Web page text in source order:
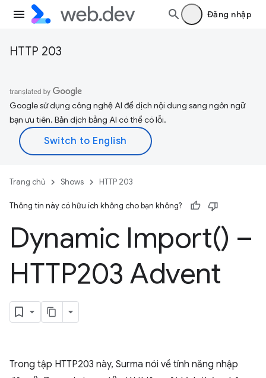
Đăng nhập
HTTP 203
Google sử dụng công nghệ AI để dịch nội dung sang ngôn ngữ
bạn ưu tiên. Bản dịch bằng AI có thể có lỗi.
Trang chủ Shows HTTP 203
Thông tin này có hữu ích không cho bạn không?
Dynamic Import() –
HTTP203 Advent
Trong tập HTTP203 này, Surma nói về tính năng nhập